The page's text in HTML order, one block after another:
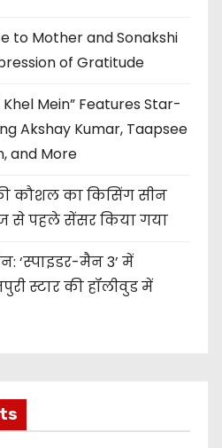
to Mother and Sonakshi
of Gratitude
Mein” Features Star-
Akshay Kumar, Taapsee
and More
कौशल का किसिंग सीन
से पहले सेंसर किया गया
‘स्पाइडर-मैन 3’ में
स्टार की हॉलीवुड में